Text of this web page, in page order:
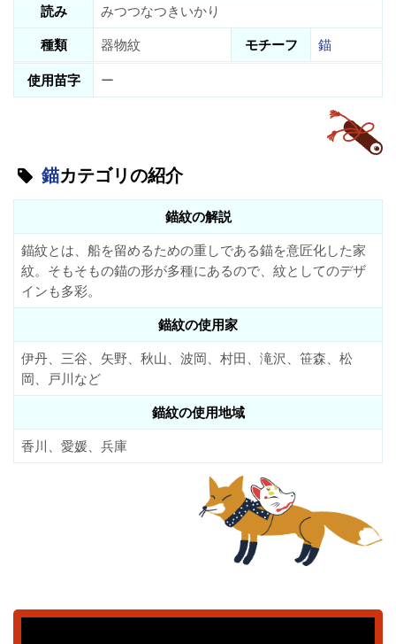
読み
みつつなつきいかり
種類
器物紋 モチーフ
錨
使用苗字
ー
錨カテゴリの紹介
錨紋の解説
錨紋とは、船を留めるための重しである錨を意匠化した家
紋。そもそもの錨の形が多種にあるので、紋としてのデザ
インも多彩。
錨紋の使用家
伊丹、三谷、矢野、秋山、波岡、村田、滝沢、笹森、松
岡、戸川など
錨紋の使用地域
香川、愛媛、兵庫